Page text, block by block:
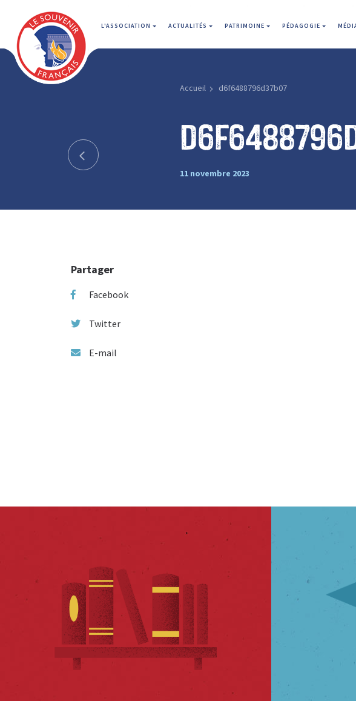
L'ASSOCIATION ACTUALITÉS PATRIMOINE PÉDAGOGIE
Accueil d6f6488796d37b07
11 novembre 2023
Partager
Facebook
Twitter
E-mail